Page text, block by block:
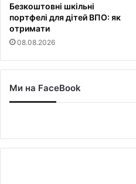
Безкоштовні шкільні
портфелі для дітей ВПО: як
отримати
08.08.2026
Ми на FaceBook